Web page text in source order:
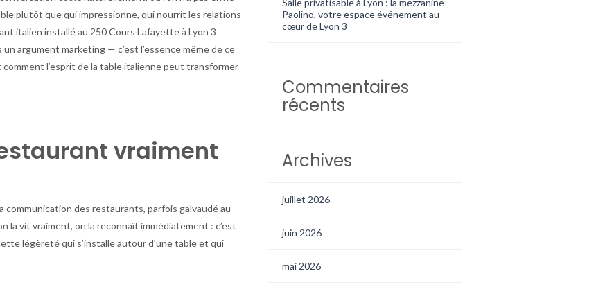
plutôt que qui impressionne, qui nourrit les relations
italien installé au 250 Cours Lafayette à Lyon 3
argument marketing — c’est l’essence même de ce
l’esprit de la table italienne peut transformer
vraiment
des restaurants, parfois galvaudé au
la vit vraiment, on la reconnaît immédiatement : c’est
légèreté qui s’installe autour d’une table et qui
Salle privatisable à Lyon : la mezzanine
Paolino, votre espace événement au
cœur de Lyon 3
Commentaires
récents
Archives
juillet 2026
juin 2026
mai 2026